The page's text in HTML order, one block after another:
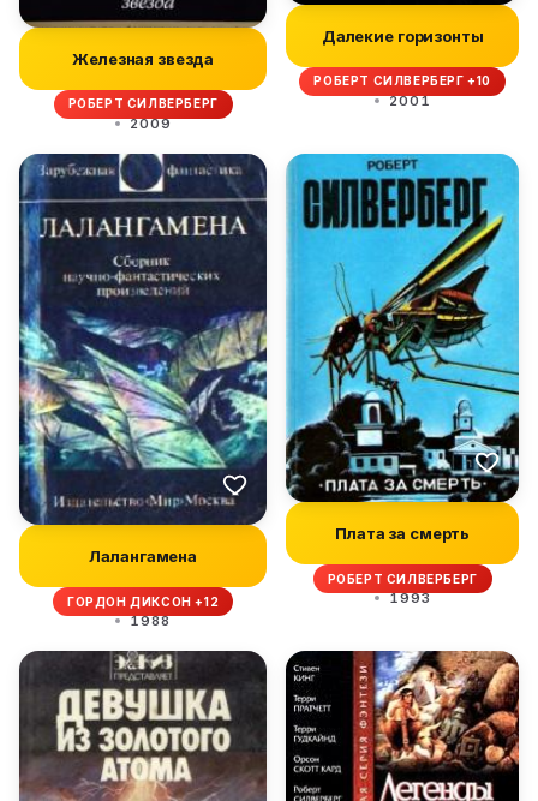
Железная звезда
РОБЕРТ СИЛВЕРБЕРГ
2009
Далекие горизонты
РОБЕРТ СИЛВЕРБЕРГ +10
2001
Лалангамена
ГОРДОН ДИКСОН +12
1988
Плата за смерть
РОБЕРТ СИЛВЕРБЕРГ
1993